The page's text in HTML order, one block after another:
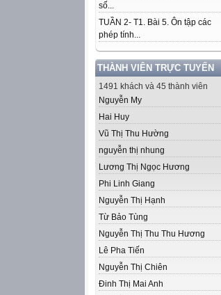
số...
TUẦN 2- T1. Bài 5. Ôn tập các
phép tính...
THÀNH VIÊN TRỰC TUYẾN
1491 khách và 45 thành viên
Nguyễn My
Hai Huy
Vũ Thị Thu Hường
nguyễn thị nhung
Lương Thị Ngọc Hương
Phi Linh Giang
Nguyễn Thị Hạnh
Từ Bảo Tùng
Nguyễn Thị Thu Thu Hương
Lê Pha Tiến
Nguyễn Thị Chiên
Đinh Thị Mai Anh